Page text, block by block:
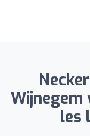
Wijnegem
les